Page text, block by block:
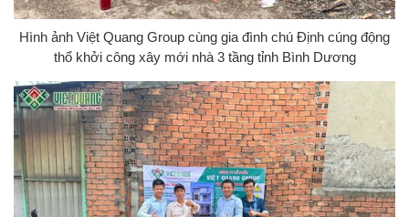
Hình ảnh Việt Quang Group cùng gia đình chú Định cúng động
thổ khởi công xây mới nhà 3 tầng tỉnh Bình Dương